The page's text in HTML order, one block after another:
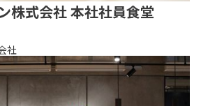
株式会社 本社社員食堂
社